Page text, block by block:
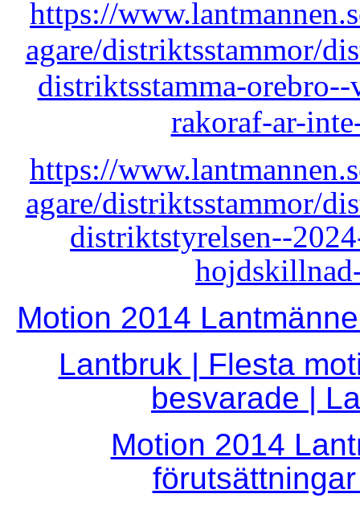
https://
agare/distriktsstammor/
distriktsstamma-
rakoraf-ar-
https://
agare/distriktsstammor/
distriktstyrelsen--
Motion 2014
Lantbruk | Flesta
besvarade |
Motion 2014